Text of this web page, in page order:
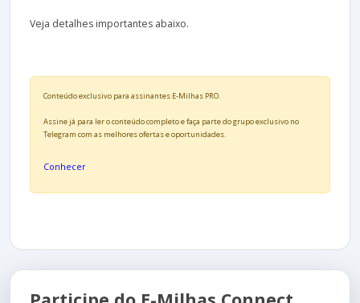
Veja detalhes importantes abaixo.
Conteúdo exclusivo para assinantes E-Milhas PRO.
Assine já para ler o conteúdo completo e faça parte do grupo exclusivo no
Telegram com as melhores ofertas e oportunidades.
Conhecer